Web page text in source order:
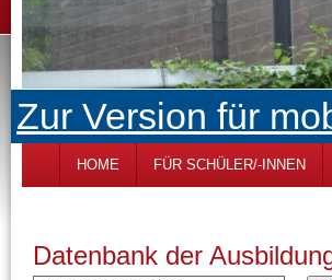
Zur Version für
HOME FÜR SCHÜLER/-INNEN
Datenbank der